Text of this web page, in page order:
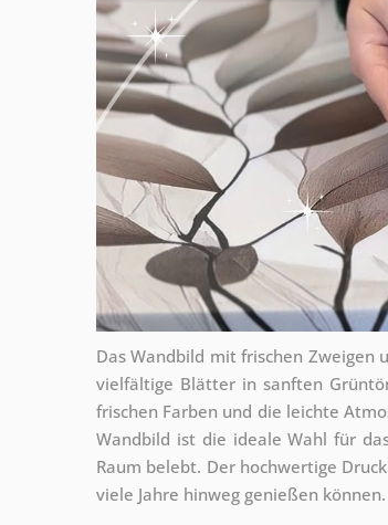
Das Wandbild mit frischen Zweigen
vielfältige Blätter in sanften
frischen Farben und die leichte
Wandbild ist die ideale Wahl für
Raum belebt. Der hochwertige
viele Jahre hinweg genießen können.